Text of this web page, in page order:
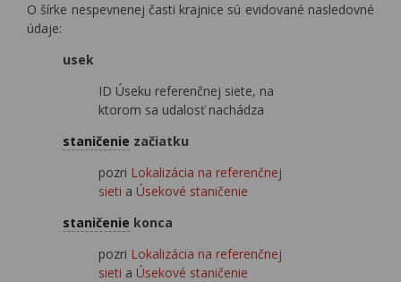
O šírke nespevnenej časti krajnice sú evidované nasledovné
údaje:
usek
ID Úseku referenčnej siete, na
ktorom sa udalosť nachádza
staničenie začiatku
pozri Lokalizácia na referenčnej
sieti a Úsekové staničenie
staničenie konca
pozri Lokalizácia na referenčnej
sieti a Úsekové staničenie